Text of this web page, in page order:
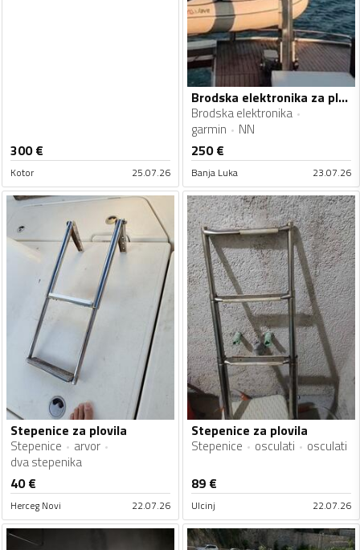
300€
Kotor 25.07.26
Brodska elektronika za plovila
Brodska elektronika
garmin
NN
250€
Banja Luka 23.07.26
Stepenice za plovila
Stepenice
arvor
dva stepenika
40€
Herceg Novi 22.07.26
Stepenice za plovila
Stepenice osculati osculati
89 €
Ulcinj 22.07.26